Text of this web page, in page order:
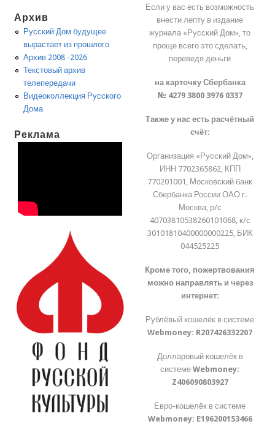
Архив
Русский Дом будущее
вырастает из прошлого
Архив 2008 -2026
Текстовый архив
телепередачи
Видеоколлекция Русского
Дома
Реклама
Если у вас есть возможность
внести лепту в издание
журнала «Русский Дом», то
проще всего это сделать,
переведя деньги
на карточку Сбербанка
№ 4279 3800 3976 0337
Также у нас есть расчётный
счёт:
Организация «Русский Дом»,
ИНН 7702365862, КПП
770201001, Московский банк
Сбербанка России ОАО г.
Москва, р/с
40703810538260101068, к/с
30101810400000000225, БИК
044525225
Кроме того, пожертвования
можно направлять и через
интернет:
Рублёвый кошелёк в системе
Webmoney: R207426332207
Долларовый кошелёк в
системеWebmoney:
Z406090803927
Евро-кошелёк в системе
Webmoney: E196200153466